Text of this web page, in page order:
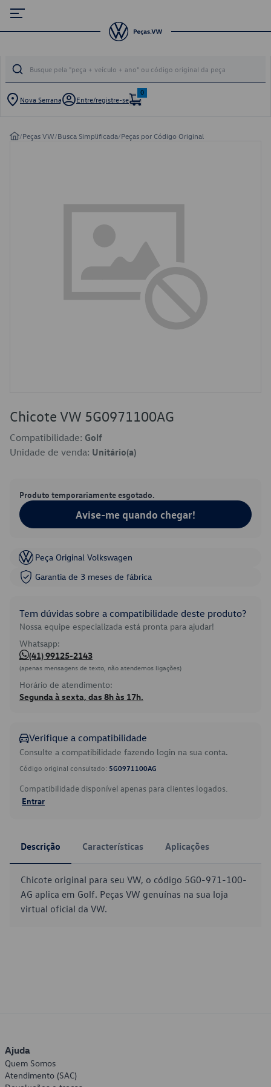
Nova Serrana Entre/registre-se
0
/Peças VW/Busca Simplificada/Peças por Código Original
Chicote VW 5G0971100AG
Compatibilidade: Golf
Unidade de venda: Unitário(a)
Produto temporariamente esgotado.
Avise-me quando chegar!
Peça Original Volkswagen
Garantia de 3 meses de fábrica
Tem dúvidas sobre a compatibilidade deste produto?
Nossa equipe especializada está pronta para ajudar!
Whatsapp:
(41) 99125-2143
(apenas mensagens de texto, não atendemos ligações)
Horário de atendimento:
Segunda à sexta, das 8h às 17h.
Verifique a compatibilidade
Consulte a compatibilidade fazendo login na sua conta.
Código original consultado: 5G0971100AG
Compatibilidade disponível apenas para clientes logados.
Entrar
Descrição Características Aplicações
Chicote original para seu VW, o código 5G0-971-100-
AG aplica em Golf. Peças VW genuínas na sua loja
virtual oficial da VW.
Ajuda
Quem Somos
Atendimento (SAC)